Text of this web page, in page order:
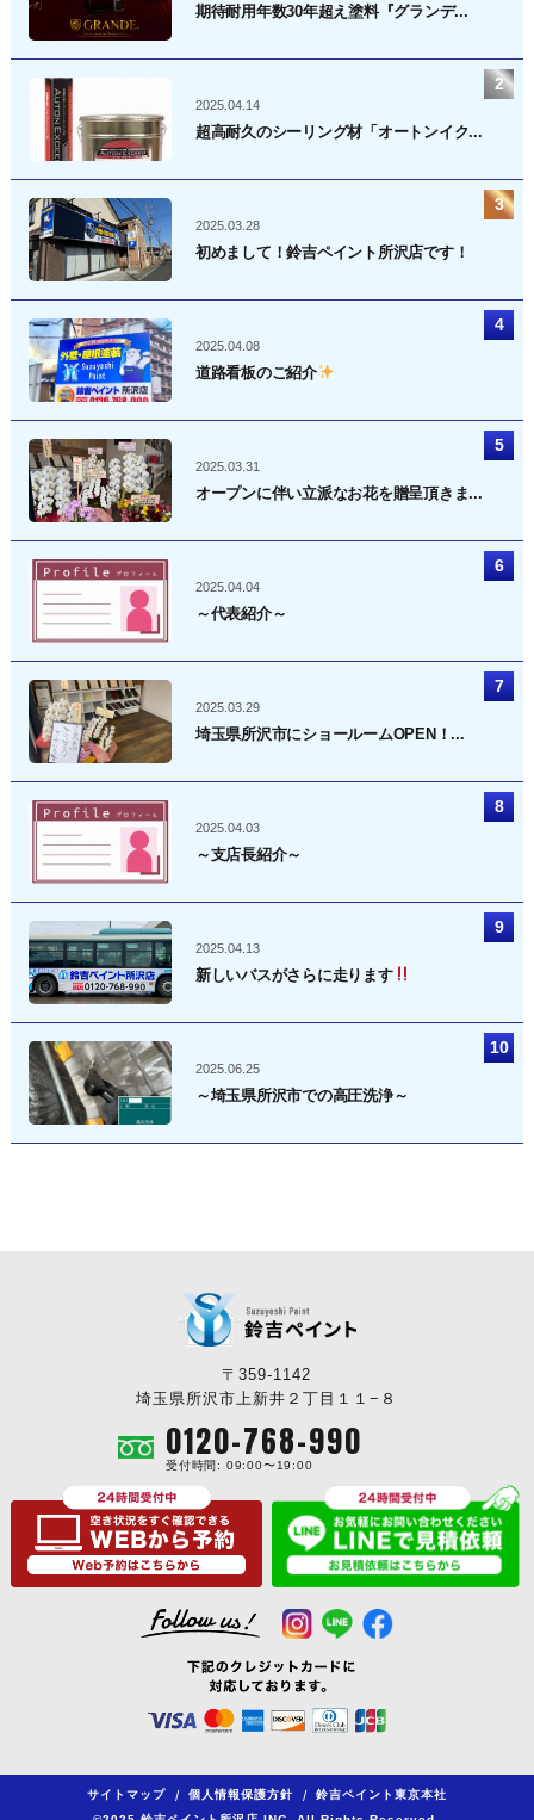
期待耐用年数30年超え塗料『グランデ...
2025.04.14
超高耐久のシーリング材「オートンイク...
2025.03.28
初めまして！鈴吉ペイント所沢店です！
2025.04.08
道路看板のご紹介
2025.03.31
オープンに伴い立派なお花を贈呈頂きま...
2025.04.04
～代表紹介～
2025.03.29
埼玉県所沢市にショールームOPEN！...
2025.04.03
～支店長紹介～
2025.04.13
新しいバスがさらに走ります
2025.06.25
～埼玉県所沢市での高圧洗浄～
〒359-1142
埼玉県所沢市上新井２丁目１１−８
0120-768-990
受付時間: 09:00〜19:00
サイトマップ / 個人情報保護方針 /
鈴吉ペイント東京本社